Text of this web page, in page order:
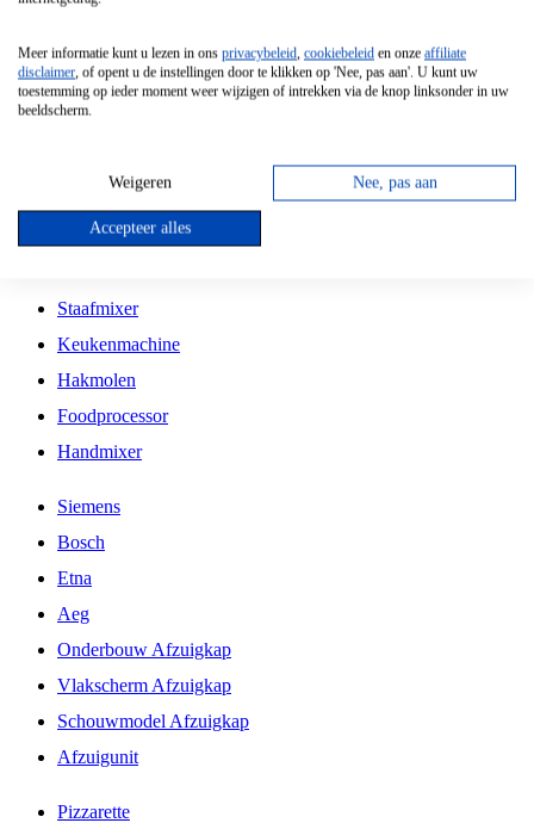
Vrijstaande Magnetron
Vrijstaande Kookplaat
Inbouw Gaskookplaat
Inbouw Keramische Kookplaat
Kookplaat Accessoires
Staafmixer
Keukenmachine
Hakmolen
Foodprocessor
Handmixer
Siemens
Bosch
Etna
Aeg
Onderbouw Afzuigkap
Vlakscherm Afzuigkap
Schouwmodel Afzuigkap
Afzuigunit
Pizzarette
Meer informatie kunt u lezen in ons privacybeleid, cookiebeleid en onze affiliate
disclaimer, of opent u de instellingen door te klikken op 'Nee, pas aan'. U kunt uw
toestemming op ieder moment weer wijzigen of intrekken via de knop linksonder in uw
beeldscherm.
Weigeren Nee, pas aan
Accepteer alles